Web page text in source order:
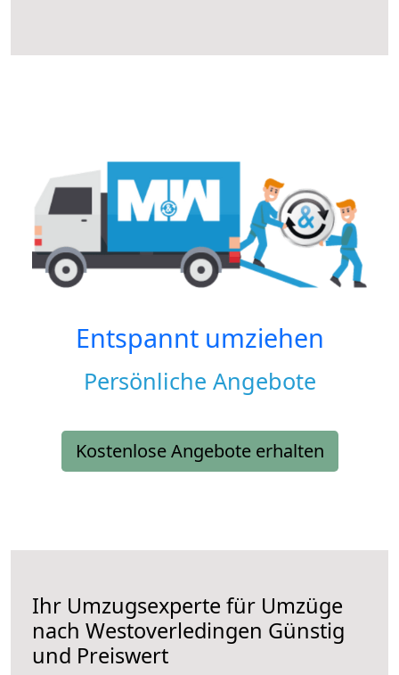
Entspannt umziehen
Persönliche Angebote
Kostenlose Angebote erhalten
Ihr Umzugsexperte für Umzüge
nach Westoverledingen Günstig
und Preiswert